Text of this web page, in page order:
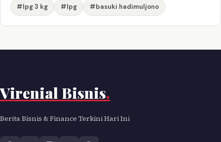
#lpg 3 kg #lpg #basuki hadimuljono
Virenial Bisnis.
Berita Bisnis & Finance Terkini Hari Ini